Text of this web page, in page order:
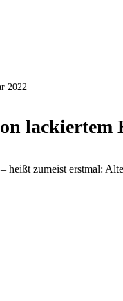
2022
lackiertem
heißt zumeist erstmal: